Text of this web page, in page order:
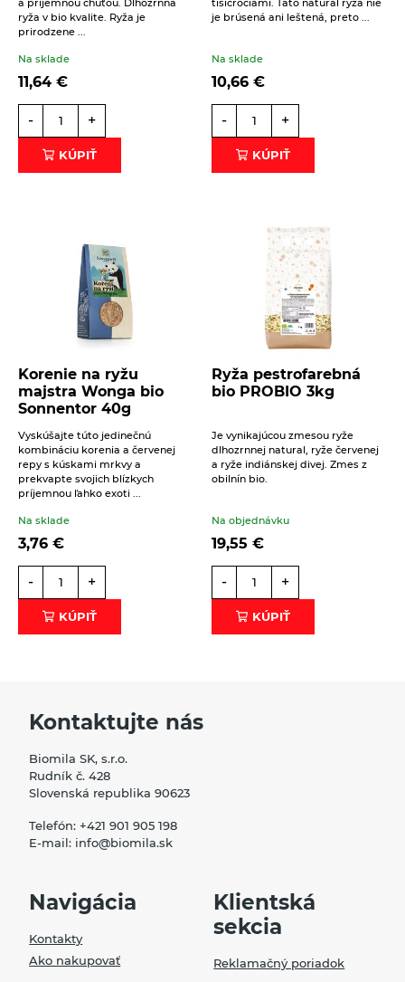
a príjemnou chuťou. Dlhozrnná
ryža v bio kvalite. Ryža je
prirodzene ...
Na sklade
11,64 €
- +
KÚPIŤ
tisícročiami. Táto natural ryža nie
je brúsená ani leštená, preto ...
Na sklade
10,66 €
- +
KÚPIŤ
Korenie na ryžu
majstra Wonga bio
Sonnentor 40g
Vyskúšajte túto jedinečnú
kombináciu korenia a červenej
repy s kúskami mrkvy a
prekvapte svojich blízkych
príjemnou ľahko exoti ...
Na sklade
3,76 €
- +
KÚPIŤ
Ryža pestrofarebná
bio PROBIO 3kg
Je vynikajúcou zmesou ryže
dlhozrnnej natural, ryže červenej
a ryže indiánskej divej. Zmes z
obilnín bio.
Na objednávku
19,55 €
- +
KÚPIŤ
Kontaktujte nás
Biomila SK, s.r.o.
Rudník č. 428
Slovenská republika 90623
Telefón: +421 901 905 198
E-mail: info@biomila.sk
Navigácia
Kontakty
Ako nakupovať
Klientská
sekcia
Reklamačný poriadok